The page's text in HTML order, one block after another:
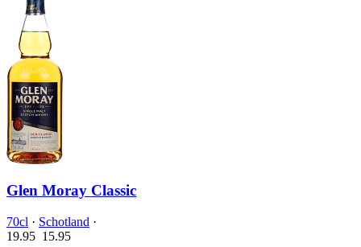
Glen Moray Classic
70cl · Schotland ·
19.95 15.95